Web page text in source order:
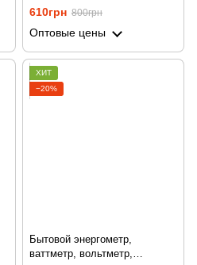
амперметр Gerui KP-PMB09,
без подсветки дисплея,
Белый
610грн 800грн
Оптовые цены
ХИТ
−20%
Бытовой энергометр,
ваттметр, вольтметр,